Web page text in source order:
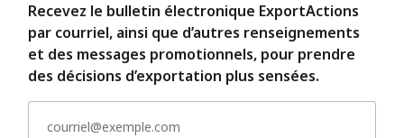
Recevez le bulletin électronique ExportActions
par courriel, ainsi que d’autres renseignements
et des messages promotionnels, pour prendre
des décisions d’exportation plus sensées.